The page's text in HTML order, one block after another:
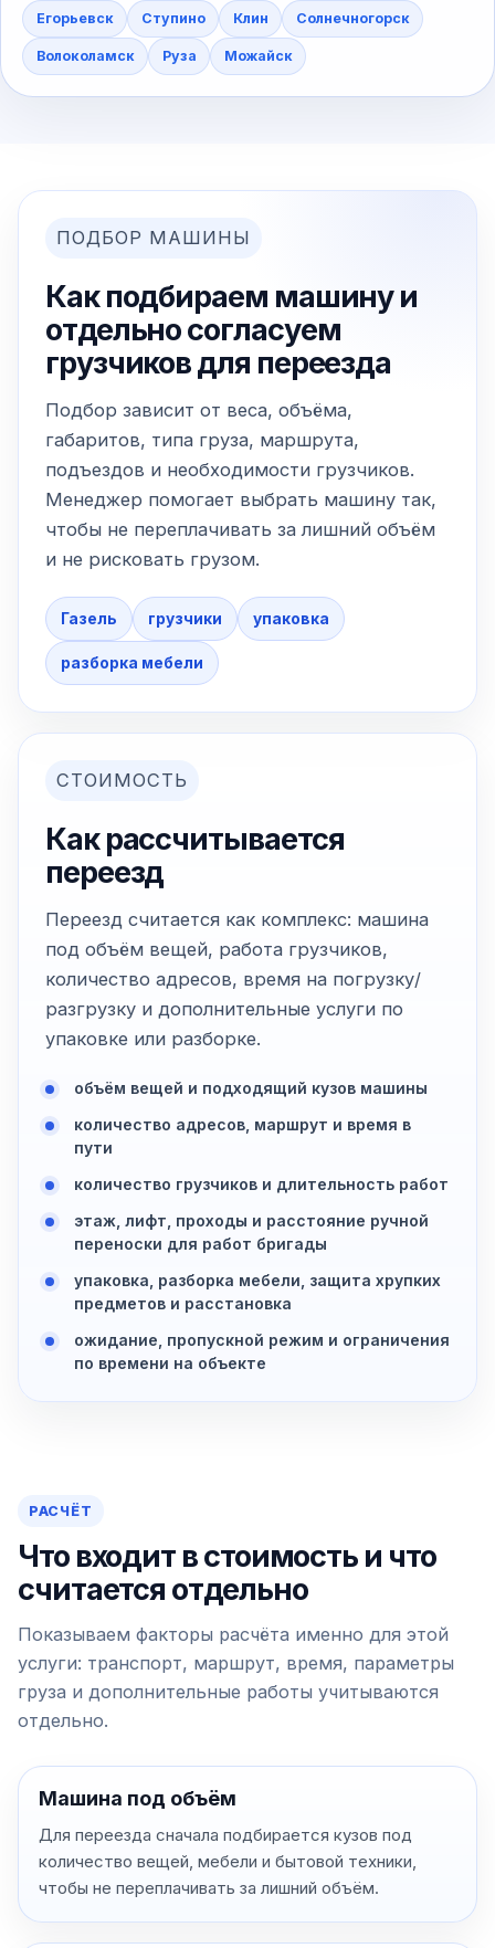
Егорьевск Ступино Клин Солнечногорск
Волоколамск Руза Можайск
ПОДБОР МАШИНЫ
Как подбираем машину и
отдельно согласуем
грузчиков для переезда
Подбор зависит от веса, объёма,
габаритов, типа груза, маршрута,
подъездов и необходимости грузчиков.
Менеджер помогает выбрать машину так,
чтобы не переплачивать за лишний объём
и не рисковать грузом.
Газель грузчики упаковка
разборка мебели
СТОИМОСТЬ
Как рассчитывается
переезд
Переезд считается как комплекс: машина
под объём вещей, работа грузчиков,
количество адресов, время на погрузку/
разгрузку и дополнительные услуги по
упаковке или разборке.
объём вещей и подходящий кузов машины
количество адресов, маршрут и время в
пути
количество грузчиков и длительность работ
этаж, лифт, проходы и расстояние ручной
переноски для работ бригады
упаковка, разборка мебели, защита хрупких
предметов и расстановка
ожидание, пропускной режим и ограничения
по времени на объекте
РАСЧЁТ
Что входит в стоимость и что
считается отдельно
Показываем факторы расчёта именно для этой
услуги: транспорт, маршрут, время, параметры
груза и дополнительные работы учитываются
отдельно.
Машина под объём
Для переезда сначала подбирается кузов под
количество вещей, мебели и бытовой техники,
чтобы не переплачивать за лишний объём.